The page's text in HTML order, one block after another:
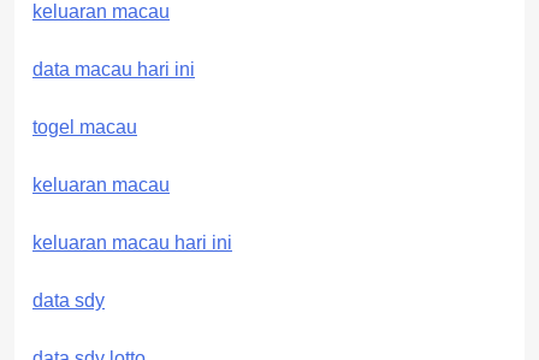
keluaran macau
data macau hari ini
togel macau
keluaran macau
keluaran macau hari ini
data sdy